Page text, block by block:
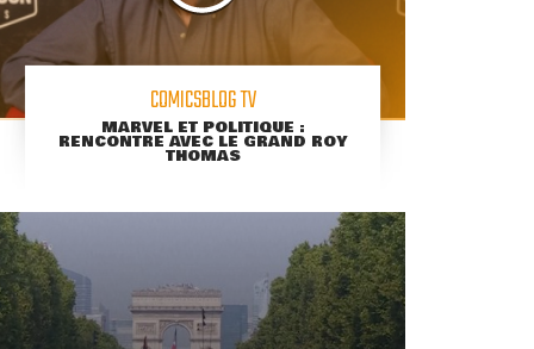
COMICSBLOG TV
MARVEL ET POLITIQUE :
RENCONTRE AVEC LE GRAND ROY
THOMAS